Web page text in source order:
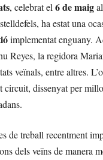
, celebrat el 6 de maig
ha estat una
implementat enguany.
Reyes, la regidora
veïnals, entre altres.
circuit, dissenyat per
de treball recentment
dels veïns de manera